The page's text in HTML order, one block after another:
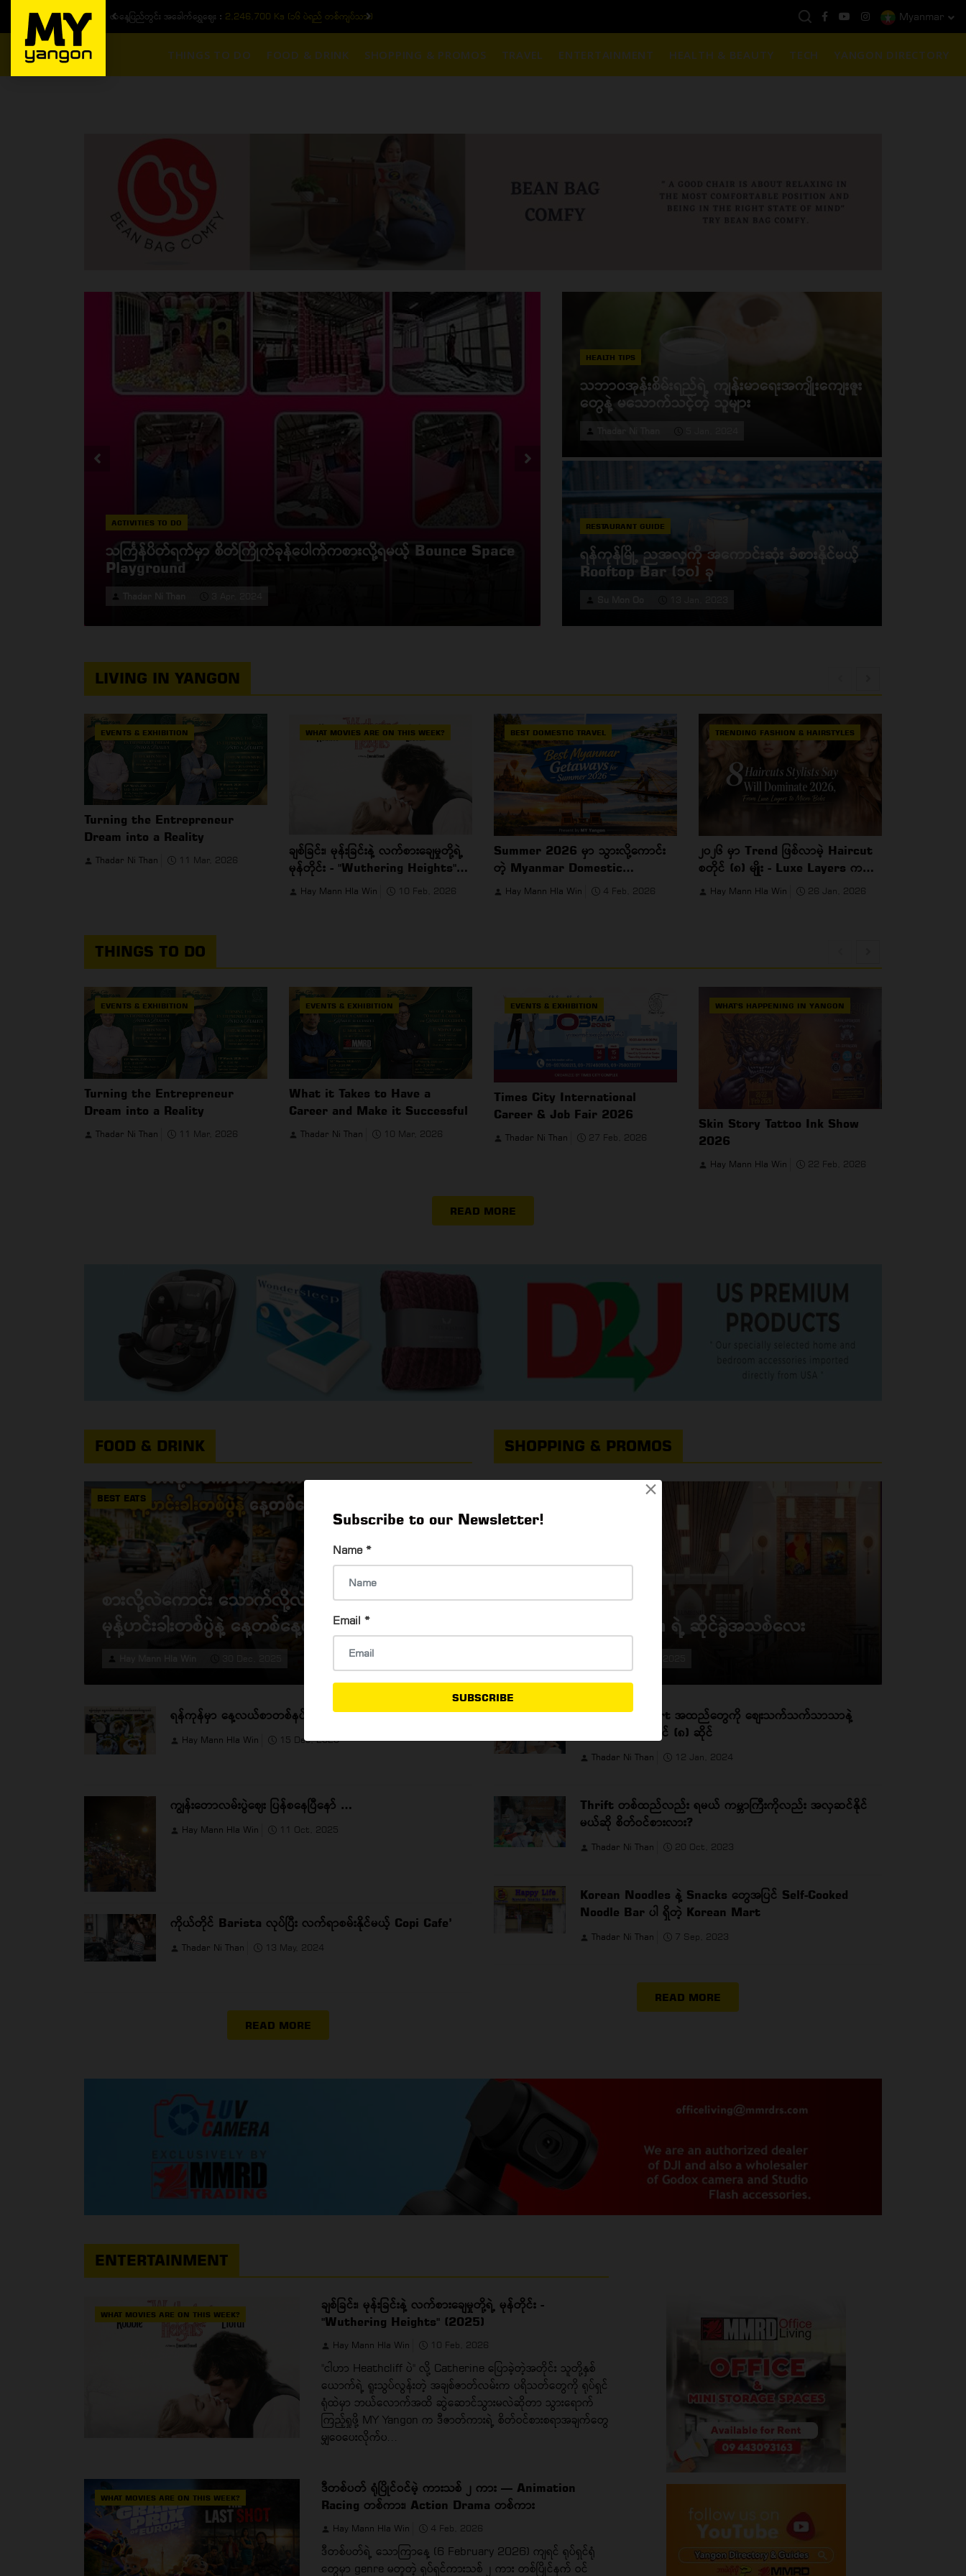
×
Subscribe to our Newsletter!
Name *
Email *
SUBSCRIBE
ယနေ့ပြည်တွင်း ၁၅ ပဲရည်ရွှေဈေး :3,770,000 - ပြင်ပပေါက်စျေး (၁၆ ပဲရည် တစ်ကျပ်သား) $1901 ( တစ်အောင်စလျှင် ) Myanmar
THINGS TO DO FOOD & DRINK SHOPPING & PROMOS TRAVEL ENTERTAINMENT HEALTH & BEAUTY TECH YANGON DIRECTORY
EVENTS & EXHIBITION
တိရစ္ဆာန်ဥယျာဉ် (ရန်ကုန်) မှာ ကျင်းပမယ့် Happy Monsoon & Back
to School စျေးရောင်းပွဲတော်
Uno Flip ထက် ပိုကြမ်းမယ့် Uno No Mercy
HEALTH TIPS
သဘာ၀အုန်းစိမ်းရည်ရဲ့ ကျန်းမာရေးအကျိုးကျေးဇူး
တွေနဲ့ မသောက်သင့်တဲ့ သူများ
RESTAURANT GUIDE
ရန်ကုန်မြို့ ညအလှကို အကောင်းဆုံး ခံစားနိုင်မယ့်
Rooftop Bar (၁၀) ခု
LIVING IN YANGON
EVENTS & EXHIBITION
Turning the Entrepreneur
Dream into a Reality
Thadar Ni Than 11 Mar, 2026
WHAT MOVIES ARE ON THIS WEEK?
ချစ်ခြင်း၊ မုန်းခြင်းနဲ့ လက်စားချေမှုတို့ရဲ့
မုန်တိုင်း - "Wuthering Heights"
(2025)
Hay Mann Hla Win 10 Feb, 2026
BEST DOMESTIC TRAVEL
Summer 2026 မှာ သွားလို့ကောင်း
တဲ့ Myanmar Domestic
Getaways
Hay Mann Hla Win 4 Feb, 2026
TRENDING FASHION & HAIRSTYLES
၂၀၂၆ မှာ Trend ဖြစ်လာမဲ့ Haircut
စတိုင် (၈) မျိုး - Luxe Layers ကနေ
Micro Bobs အထိ
Hay Mann Hla Win 26 Jan, 2026
THINGS TO DO
EVENTS & EXHIBITION
Turning the Entrepreneur
Dream into a Reality
Thadar Ni Than 11 Mar, 2026
EVENTS & EXHIBITION
What it Takes to Have a
Career and Make it Successful
Thadar Ni Than 10 Mar, 2026
EVENTS & EXHIBITION
Times City International
Career & Job Fair 2026
Thadar Ni Than 27 Feb, 2026
WHAT'S HAPPENING IN YANGON
Skin Story Tattoo Ink Show
2026
Hay Mann Hla Win 22 Feb, 2026
READ MORE
FOOD & DRINK
BEST EATS
စားလို့လဲကောင်း သောက်လို့လဲအရသာရှိတဲ့
မုန့်ဟင်းခါးတစ်ပွဲနဲ့ နေ့တစ်နေ့ကို စလိုက်ရအောင် …
ရန်ကုန်မှာ နေ့လယ်စာတစ်နပ် ဘယ်လောက်ကျသလဲ။
Hay Mann Hla Win 15 Dec, 2025
ကျွန်းတောလမ်းပွဲဈေး ပြန်စနေပြီနော် …
Hay Mann Hla Win 11 Oct, 2025
ကိုယ်တိုင် Barista လုပ်ပြီး လက်ရာစမ်းနိုင်မယ့် Copi Cafe’
Thadar Ni Than 13 May, 2024
READ MORE
SHOPPING & PROMOS
Lumbini Tea Room ရဲ့ ဆိုင်ခွဲအသစ်လေး
Branded Export အထည်တွေကို စျေးသက်သက်သာသာနဲ့
ဝယ်ယူနိုင်မယ့် ဆိုင် (၈) ဆိုင်
Thadar Ni Than 12 Jan, 2024
Thrift တစ်ထည်လည်း ရမယ် ကမ္ဘာကြီးကိုလည်း အလှဆင်နိုင်
မယ်ဆို စိတ်ဝင်စားလား?
Thadar Ni Than 20 Oct, 2023
Korean Noodles နဲ့ Snacks တွေအပြင် Self-Cooked
Noodle Bar ပါ ရှိတဲ့ Korean Mart
Thadar Ni Than 7 Sep, 2023
READ MORE
ENTERTAINMENT
WHAT MOVIES ARE ON THIS WEEK?
ချစ်ခြင်း၊ မုန်းခြင်းနဲ့ လက်စားချေမှုတို့ရဲ့ မုန်တိုင်း -
"Wuthering Heights" (2025)
Hay Mann Hla Win 10 Feb, 2026
"ငါဟာ Heathcliff ပဲ" လို့ Catherine ပြောခဲ့တဲ့အတိုင်း သူတို့နှစ်
ယောက်ရဲ့ ရူးသွပ်လွန်းတဲ့ အချစ်ဇာတ်လမ်းက ပရိသတ်တွေကို ရုပ်ရှင်
ရုံထဲမှာ ဘယ်လောက်အထိ ဆွဲဆောင်သွားမလဲဆိုတာ သွားရောက်
ကြည့်ရှုဖို့ MY Yangon က ဒီဇာတ်ကားရဲ့ စိတ်ဝင်စားစရာအချက်တွေ
မျှဝေပေးလိုက်ပ...
WHAT MOVIES ARE ON THIS WEEK?
ဒီတစ်ပတ် ရုံပြိုင်ဝင်မဲ့ ကားသစ် ၂ ကား — Animation
Racing တစ်ကား၊ Action Drama တစ်ကား
Hay Mann Hla Win 4 Feb, 2026
ဒီတစ်ပတ်ရဲ့ သောကြာနေ့ (6 February 2026) ကျရင် ရုပ်ရှင်ရုံ
တွေမှာ genre မတူတဲ့ ရုပ်ရှင်ကားသစ် ၂ ကား တစ်ပြိုင်နက် ဝင်